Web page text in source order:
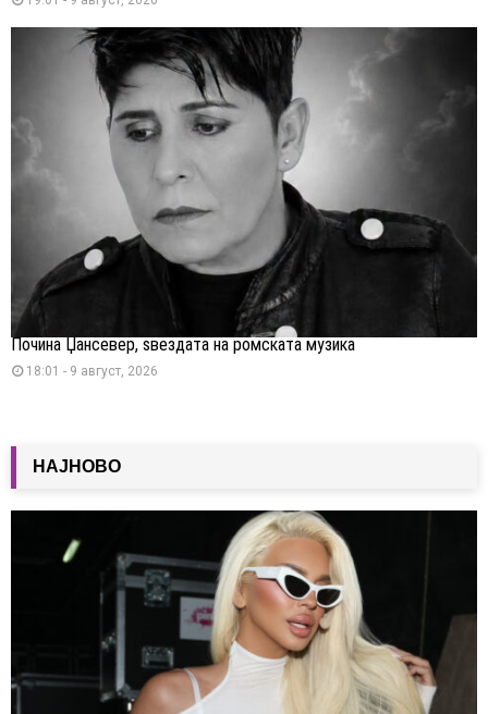
Почина Џансевер, ѕвездата на ромската музика
18:01 - 9 август, 2026
НАЈНОВО